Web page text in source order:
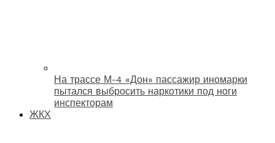
На трассе М-4 «Дон» пассажир иномарки
пытался выбросить наркотики под ноги
инспекторам
ЖКХ